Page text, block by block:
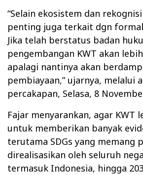
“Selain ekosistem dan
penting juga terkait dgn
Jika telah berstatus badan
pengembangan KWT akan
apalagi nantinya akan
pembiayaan,” ujarnya, melalui
percakapan, Selasa, 8
Fajar menyarankan, agar KWT
untuk memberikan banyak
terutama SDGs yang memang
direalisasikan oleh seluruh
termasuk Indonesia, hingga